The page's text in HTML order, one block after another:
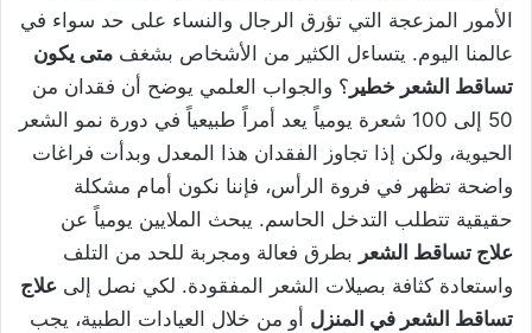
الأمور المزعجة التي تؤرق الرجال والنساء على حد سواء في
عالمنا اليوم. يتساءل الكثير من الأشخاص بشغف متى يكون
تساقط الشعر خطير ؟ والجواب العلمي يوضح أن فقدان من
50 إلى 100 شعرة يومياً يعد أمراً طبيعياً في دورة نمو الشعر
الحيوية، ولكن إذا تجاوز الفقدان هذا المعدل وبدأت فراغات
واضحة تظهر في فروة الرأس، فإننا نكون أمام مشكلة
حقيقية تتطلب التدخل الحاسم. يبحث الملايين يومياً عن
علاج تساقط الشعر بطرق فعالة ومجربة للحد من التلف
واستعادة كثافة بصيلات الشعر المفقودة. لكي نصل إلى علاج
تساقط الشعر في المنزل أو من خلال العيادات الطبية، يجب